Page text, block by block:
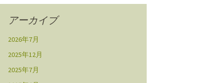
アーカイブ
2026年7月
2025年12月
2025年7月